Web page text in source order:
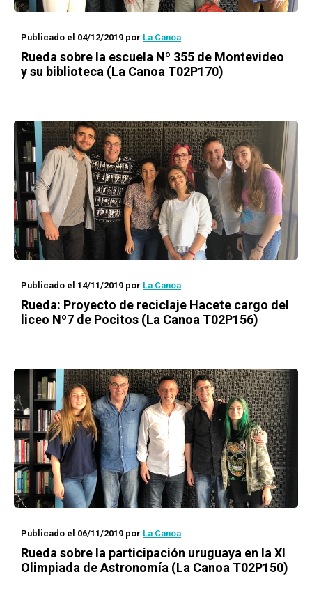
Publicado el 04/12/2019 por La Canoa
Rueda sobre la escuela Nº 355 de Montevideo
y su biblioteca (La Canoa T02P170)
Publicado el 14/11/2019 por La Canoa
Rueda: Proyecto de reciclaje Hacete cargo del
liceo Nº7 de Pocitos (La Canoa T02P156)
Publicado el 06/11/2019 por La Canoa
Rueda sobre la participación uruguaya en la XI
Olimpiada de Astronomía (La Canoa T02P150)